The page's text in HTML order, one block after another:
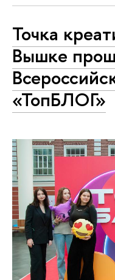
Точка
Вышке
«ТопБЛОГ»